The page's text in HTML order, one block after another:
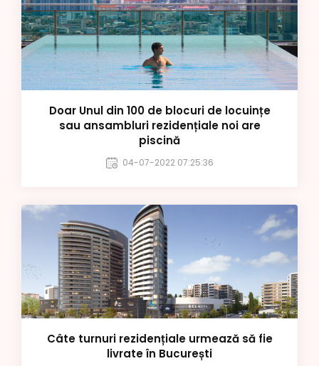
Doar Unul din 100 de blocuri de locuințe
sau ansambluri rezidențiale noi are
piscină
04-07-2022 07:25:36
Câte turnuri rezidențiale urmează să fie
livrate în București